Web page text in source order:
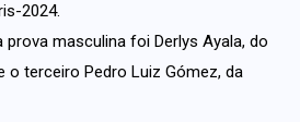
2024.
masculina foi Derlys Ayala, do
o terceiro Pedro Luiz Gómez, da